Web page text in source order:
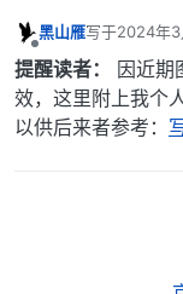
黑山雁写于2024年3
最后由 编辑
提醒读者：
因近期
效，这里附上我个
以供后来者参考：